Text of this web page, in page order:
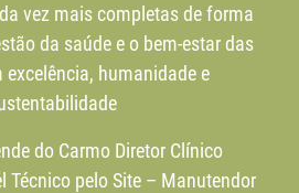
vez mais completas de forma
da saúde e o bem-estar das
excelência, humanidade e
do Carmo Diretor Clínico
Técnico pelo Site – Manutendor